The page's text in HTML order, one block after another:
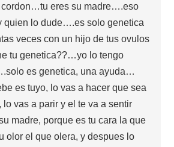
cordon…tu eres su madre….eso
quien lo dude….es solo genetica
veces con un hijo de tus ovulos
tu genetica??…yo lo tengo
es genetica, una ayuda…
es tuyo, lo vas a hacer que sea
lo vas a parir y el te va a sentir
madre, porque es tu cara la que
olor el que olera, y despues lo